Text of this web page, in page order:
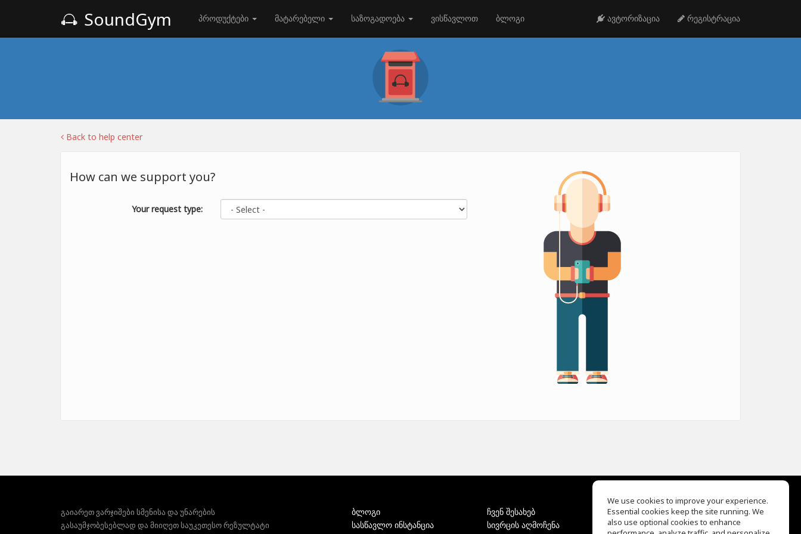
SoundGym პროდუქტები მატარებელი საზოგადოება ვისწავლოთ ბლოგი ავტორიზაცია რეგისტრაცია
Back to help center
How can we support you?
Your request type:
გაიარეთ ვარჯიშები სმენისა და უნარების
გასაუმჯობესებლად და მიიღეთ საუკეთესო რეზულტატი
ბლოგი
სასწავლო ინსტანცია
ჩვენ შესახებ
სივრცის აღმოჩენა
EQ Ear Training
Drum Machine
We use cookies to improve your experience.
Essential cookies keep the site running. We
also use optional cookies to enhance